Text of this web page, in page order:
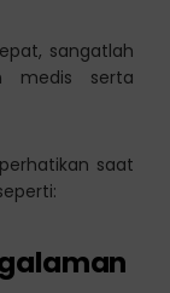
sangatlah
medis serta
saat